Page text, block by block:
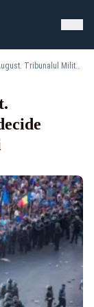
Sentință în dosarul 10 August. Tribunalul Militar ar putea decide pedepsele pentru foștii șefi ai Jandarmeriei